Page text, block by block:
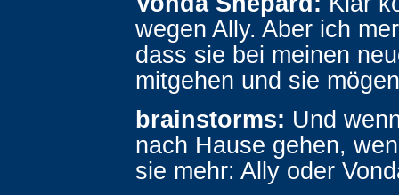
wegen Ally. Aber ich
dass sie bei meinen
mitgehen und sie
brainstorms: Und
nach Hause gehen,
sie mehr: Ally oder